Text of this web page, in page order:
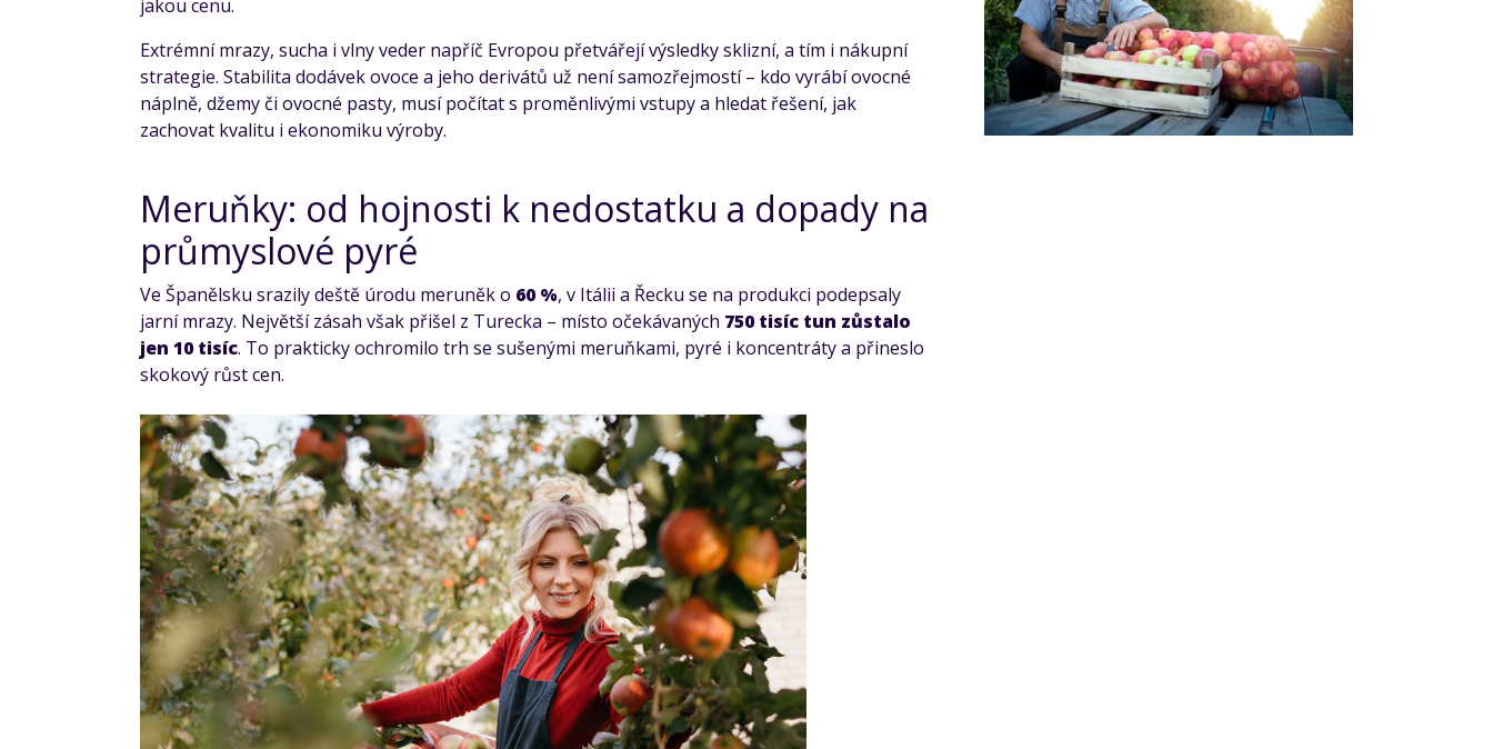
jakou cenu.
Extrémní mrazy, sucha i vlny veder napříč Evropou přetvářejí výsledky sklizní, a tím i nákupní
strategie. Stabilita dodávek ovoce a jeho derivátů už není samozřejmostí – kdo vyrábí ovocné
náplně, džemy či ovocné pasty, musí počítat s proměnlivými vstupy a hledat řešení, jak
zachovat kvalitu i ekonomiku výroby.
Meruňky: od hojnosti k nedostatku a dopady na
průmyslové pyré
Ve Španělsku srazily deště úrodu meruněk o 60 %, v Itálii a Řecku se na produkci podepsaly
jarní mrazy. Největší zásah však přišel z Turecka – místo očekávaných 750 tisíc tun zůstalo
jen 10 tisíc. To prakticky ochromilo trh se sušenými meruňkami, pyré i koncentráty a přineslo
skokový růst cen.